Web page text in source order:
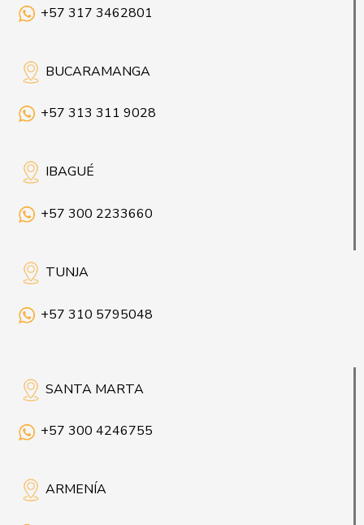
+57 317 3462801
BUCARAMANGA
+57 313 311 9028
IBAGUÉ
+57 300 2233660
TUNJA
+57 310 5795048
SANTA MARTA
+57 300 4246755
ARMENÍA